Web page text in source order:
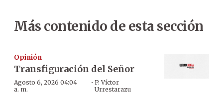
Más contenido de esta sección
Opinión
Transfiguración del Señor
Agosto 6, 2026 04:04
a. m.
· P. Víctor
Urrestarazu